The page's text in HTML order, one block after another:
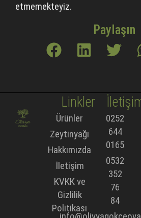
etmemekteyiz.
Paylaşın
Linkler
Ürünler
Zeytinyağı
Hakkımızda
İletişim
KVKK ve
Gizlilik
Politikası
0252
644
0165
0532
352
76
84